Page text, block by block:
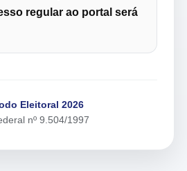
regular ao portal será
Eleitoral 2026
nº 9.504/1997